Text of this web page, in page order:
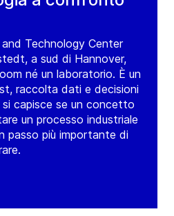
Technology Center
a sud di Hannover,
né un laboratorio. È un
raccolta dati e decisioni
si capisce se un concetto
un processo industriale
passo più importante di